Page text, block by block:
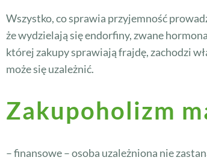
Wszystko, co sprawia przyjemność
że wydzielają się endorfiny, zwane
której zakupy sprawiają frajdę, zachodzi
może się uzależnić.
Zakupoholizm
– finansowe – osoba uzależniona nie